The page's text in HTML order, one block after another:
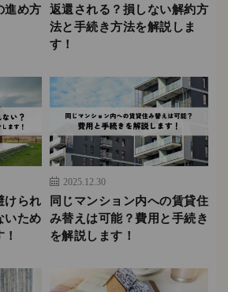
進め方
返還される？損しない解約方
法と手続き方法を解説しま
す！
けられ
いため
2025.12.30
同じマンション内への賃貸住
み替えは可能？費用と手続き
を解説します！